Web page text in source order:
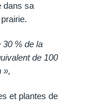
dans sa
30 % de la
de 100
»,
et plantes de